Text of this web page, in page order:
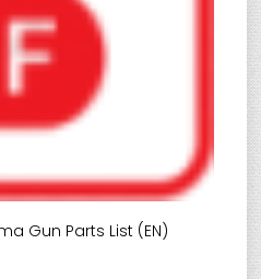
Gun Parts List (EN)